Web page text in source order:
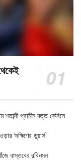
প্রাচীন দত্ত কেবিনে
‘দক্ষিণের ডুয়ার্স’
বাস্তবের রবিনসন